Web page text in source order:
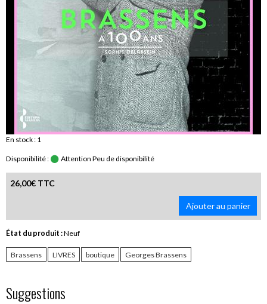
En stock : 1
Disponibilité : Attention Peu de disponibilité
26,00€ TTC
Ajouter au panier
État du produit :Neuf
Brassens LIVRES boutique Georges Brassens
Suggestions